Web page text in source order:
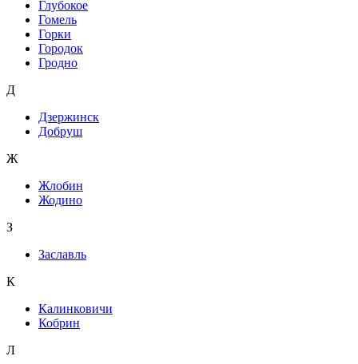
Глубокое
Гомель
Горки
Городок
Гродно
Д
Дзержинск
Добруш
Ж
Жлобин
Жодино
З
Заславль
К
Калинковичи
Кобрин
Л